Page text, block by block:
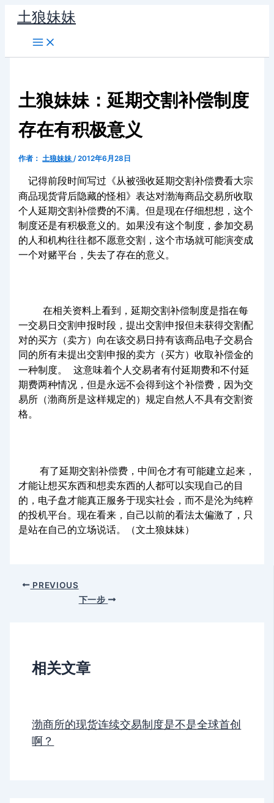
容
土狼妹妹
土狼妹妹：延期交割补偿制度
存在有积极意义
作者： 土狼妹妹/2012年6月28日
记得前段时间写过《从被强收延期交割补偿费看大宗
商品现货背后隐藏的怪相》表达对渤海商品交易所收取
个人延期交割补偿费的不满。但是现在仔细想想，这个
制度还是有积极意义的。如果没有这个制度，参加交易
的人和机构往往都不愿意交割，这个市场就可能演变成
一个对赌平台，失去了存在的意义。
在相关资料上看到，延期交割补偿制度是指在每
一交易日交割申报时段，提出交割申报但未获得交割配
对的买方（卖方）向在该交易日持有该商品电子交易合
同的所有未提出交割申报的卖方（买方）收取补偿金的
一种制度。
这意味着个人交易者有付延期费和不付延
期费两种情况，但是永远不会得到这个补偿费，因为交
易所（渤商所是这样规定的）规定自然人不具有交割资
格。
有了延期交割补偿费，中间仓才有可能建立起来，
才能让想买东西和想卖东西的人都可以实现自己的目
的，电子盘才能真正服务于现实社会，而不是沦为纯粹
的投机平台。现在看来，自己以前的看法太偏激了，只
是站在自己的立场说话。（文土狼妹妹）
PREVIOUS
下一步
相关文章
渤商所的现货连续交易制度是不是全球首创
啊？